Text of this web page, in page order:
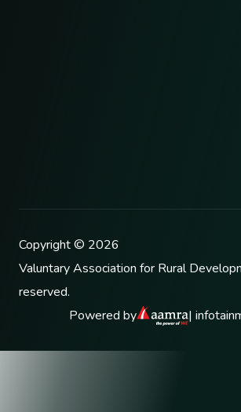
Copyright © 2026
Valuntary Association for Rural
reserved.
Powered by
|